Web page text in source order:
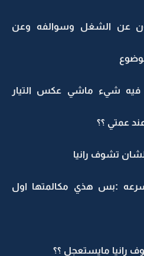
عن الشغل وسوالفه وعن
فيه شيء ماشي عكس التيار
عمتي ؟؟
تشوف رانيا
:بس هذي مكالمتها اول
رانيا مايستعجل ؟؟